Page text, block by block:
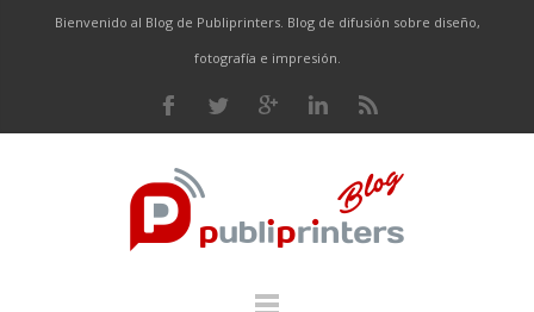
Bienvenido al Blog de Publiprinters. Blog de difusión sobre diseño,
fotografía e impresión.